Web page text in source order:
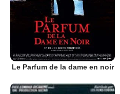
Le Parfum de la dame en noir